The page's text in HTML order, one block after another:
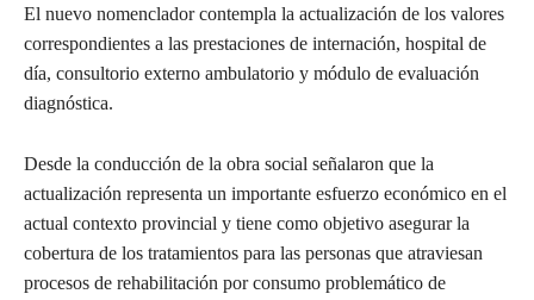
El nuevo nomenclador contempla la actualización de los valores
correspondientes a las prestaciones de internación, hospital de
día, consultorio externo ambulatorio y módulo de evaluación
diagnóstica.
Desde la conducción de la obra social señalaron que la
actualización representa un importante esfuerzo económico en el
actual contexto provincial y tiene como objetivo asegurar la
cobertura de los tratamientos para las personas que atraviesan
procesos de rehabilitación por consumo problemático de